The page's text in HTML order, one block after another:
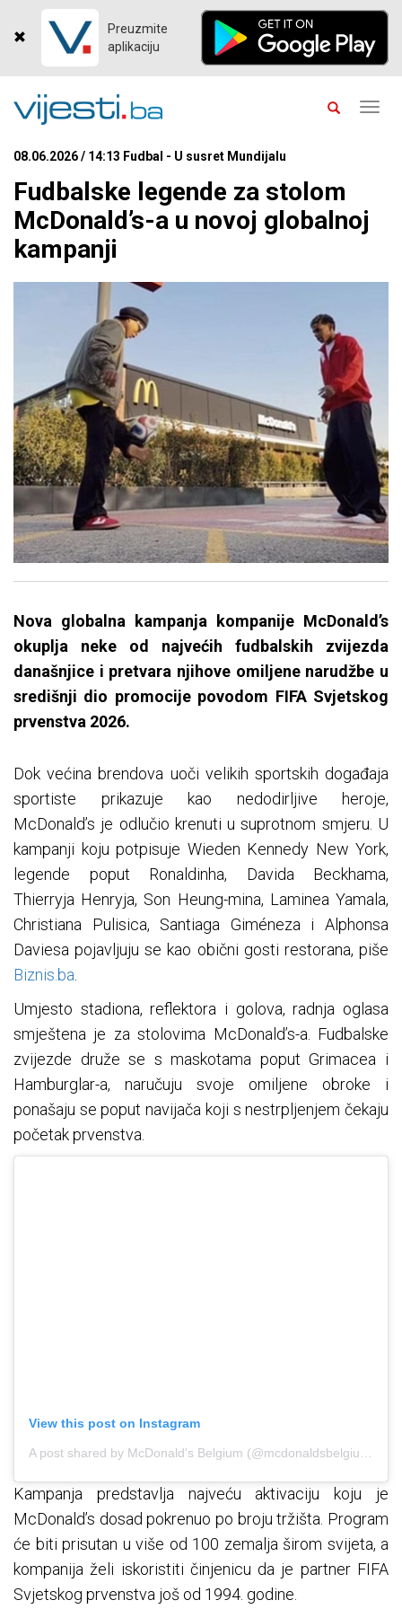
Preuzmite
aplikaciju
08.06.2026 / 14:13 Fudbal - U susret Mundijalu
Fudbalske legende za stolom
McDonald’s-a u novoj globalnoj
kampanji
Nova globalna kampanja kompanije McDonald’s
okuplja neke od najvećih fudbalskih zvijezda
današnjice i pretvara njihove omiljene narudžbe u
središnji dio promocije povodom FIFA Svjetskog
prvenstva 2026.
Dok većina brendova uoči velikih sportskih događaja
sportiste prikazuje kao nedodirljive heroje,
McDonald’s je odlučio krenuti u suprotnom smjeru. U
kampanji koju potpisuje Wieden Kennedy New York,
legende poput Ronaldinha, Davida Beckhama,
Thierryja Henryja, Son Heung-mina, Laminea Yamala,
Christiana Pulisica, Santiaga Giméneza i Alphonsa
Daviesa pojavljuju se kao obični gosti restorana, piše
Biznis.ba.
Umjesto stadiona, reflektora i golova, radnja oglasa
smještena je za stolovima McDonald’s-a. Fudbalske
zvijezde druže se s maskotama poput Grimacea i
Hamburglar-a, naručuju svoje omiljene obroke i
ponašaju se poput navijača koji s nestrpljenjem čekaju
početak prvenstva.
View this post on Instagram
Kampanja predstavlja najveću aktivaciju koju je
McDonald’s dosad pokrenuo po broju tržišta. Program
će biti prisutan u više od 100 zemalja širom svijeta, a
kompanija želi iskoristiti činjenicu da je partner FIFA
Svjetskog prvenstva još od 1994. godine.